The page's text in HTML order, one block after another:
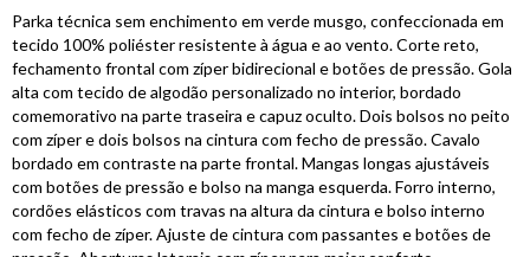
Parka técnica sem enchimento em verde musgo, confeccionada em
tecido 100% poliéster resistente à água e ao vento. Corte reto,
fechamento frontal com zíper bidirecional e botões de pressão. Gola
alta com tecido de algodão personalizado no interior, bordado
comemorativo na parte traseira e capuz oculto. Dois bolsos no peito
com zíper e dois bolsos na cintura com fecho de pressão. Cavalo
bordado em contraste na parte frontal. Mangas longas ajustáveis
com botões de pressão e bolso na manga esquerda. Forro interno,
cordões elásticos com travas na altura da cintura e bolso interno
com fecho de zíper. Ajuste de cintura com passantes e botões de